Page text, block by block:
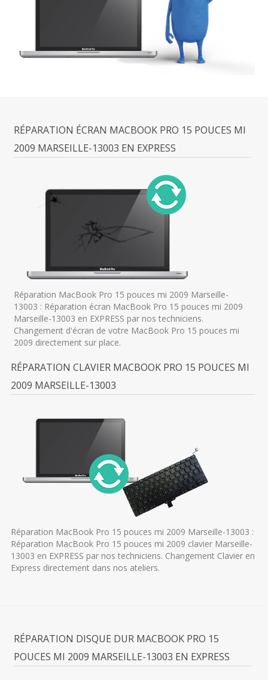
RÉPARATION ÉCRAN MACBOOK PRO 15 POUCES MI
2009 MARSEILLE-13003 EN EXPRESS
Réparation MacBook Pro 15 pouces mi 2009 Marseille-
13003 : Réparation écran MacBook Pro 15 pouces mi 2009
Marseille-13003 en EXPRESS par nos techniciens.
Changement d'écran de votre MacBook Pro 15 pouces mi
2009 directement sur place.
RÉPARATION CLAVIER MACBOOK PRO 15 POUCES MI
2009 MARSEILLE-13003
Réparation MacBook Pro 15 pouces mi 2009 Marseille-13003 :
Réparation MacBook Pro 15 pouces mi 2009 clavier Marseille-
13003 en EXPRESS par nos techniciens. Changement Clavier en
Express directement dans nos ateliers.
RÉPARATION DISQUE DUR MACBOOK PRO 15
POUCES MI 2009 MARSEILLE-13003 EN EXPRESS